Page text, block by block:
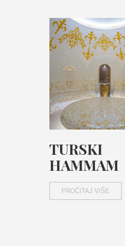
TURSKI
HAMMAM
PROČITAJ VIŠE